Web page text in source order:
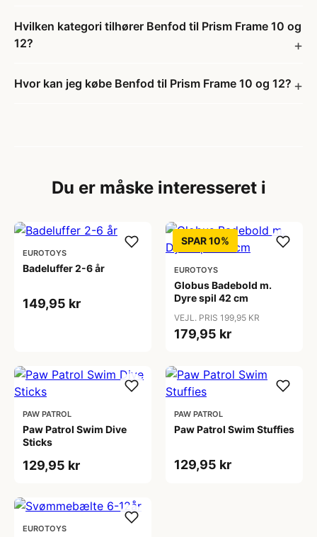
Hvilken kategori tilhører Benfod til Prism Frame 10 og
12?
Hvor kan jeg købe Benfod til Prism Frame 10 og 12?
Du er måske interesseret i
EUROTOYS
Badeluffer 2-6 år
149,95 kr
SPAR 10%
EUROTOYS
Globus Badebold m.
Dyre spil 42 cm
VEJL. PRIS 199,95 KR
179,95 kr
PAW PATROL
Paw Patrol Swim Dive
Sticks
129,95 kr
PAW PATROL
Paw Patrol Swim Stuffies
129,95 kr
EUROTOYS